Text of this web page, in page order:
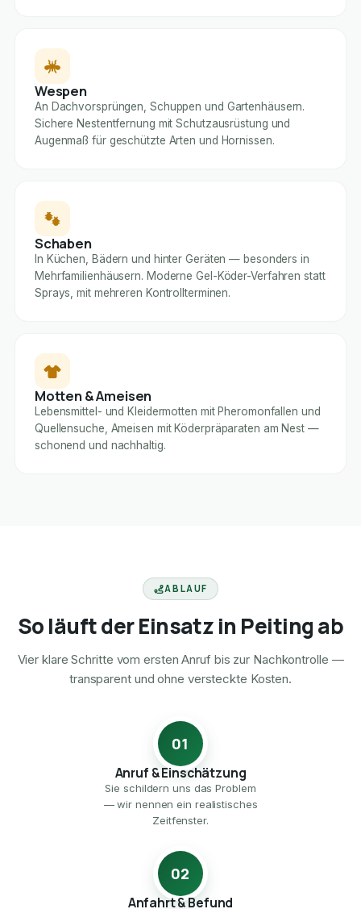
Wespen
An Dachvorsprüngen, Schuppen und Gartenhäusern.
Sichere Nestentfernung mit Schutzausrüstung und
Augenmaß für geschützte Arten und Hornissen.
Schaben
In Küchen, Bädern und hinter Geräten — besonders in
Mehrfamilienhäusern. Moderne Gel-Köder-Verfahren statt
Sprays, mit mehreren Kontrollterminen.
Motten & Ameisen
Lebensmittel- und Kleidermotten mit Pheromonfallen und
Quellensuche, Ameisen mit Köderpräparaten am Nest —
schonend und nachhaltig.
ABLAUF
So läuft der Einsatz in Peiting ab
Vier klare Schritte vom ersten Anruf bis zur Nachkontrolle —
transparent und ohne versteckte Kosten.
01
Anruf & Einschätzung
Sie schildern uns das Problem
— wir nennen ein realistisches
Zeitfenster.
02
Anfahrt & Befund